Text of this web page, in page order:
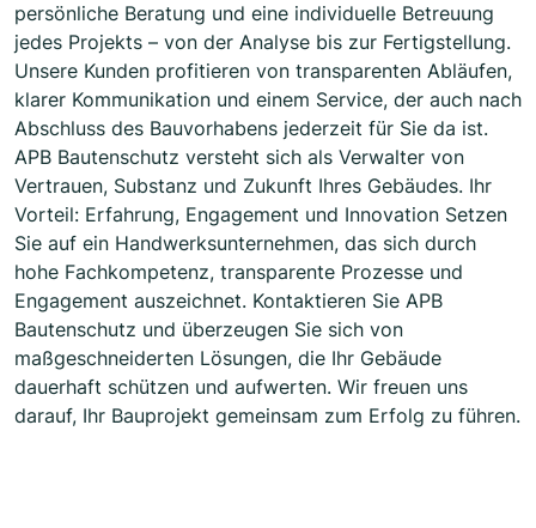
persönliche Beratung und eine individuelle Betreuung
jedes Projekts – von der Analyse bis zur Fertigstellung.
Unsere Kunden profitieren von transparenten Abläufen,
klarer Kommunikation und einem Service, der auch nach
Abschluss des Bauvorhabens jederzeit für Sie da ist.
APB Bautenschutz versteht sich als Verwalter von
Vertrauen, Substanz und Zukunft Ihres Gebäudes. Ihr
Vorteil: Erfahrung, Engagement und Innovation Setzen
Sie auf ein Handwerksunternehmen, das sich durch
hohe Fachkompetenz, transparente Prozesse und
Engagement auszeichnet. Kontaktieren Sie APB
Bautenschutz und überzeugen Sie sich von
maßgeschneiderten Lösungen, die Ihr Gebäude
dauerhaft schützen und aufwerten. Wir freuen uns
darauf, Ihr Bauprojekt gemeinsam zum Erfolg zu führen.